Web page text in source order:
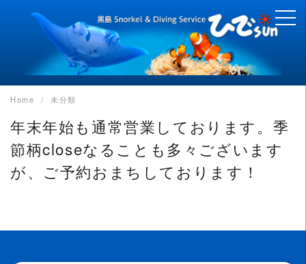
Home 未分類
年末年始も通常営業しております。季
節柄closeなることも多々ございます
が、ご予約おまちしております！